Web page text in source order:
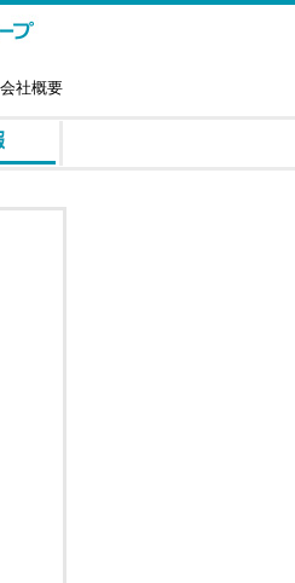
会社概要